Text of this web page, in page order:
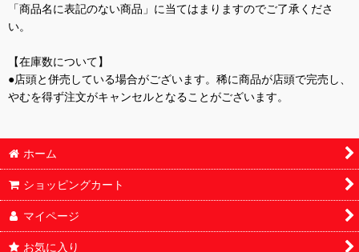
「商品名に表記のない商品」に当てはまりますのでご了承くださ
い。
【在庫数について】
●店頭と併売している場合がございます。稀に商品が店頭で完売し、
やむを得ず注文がキャンセルとなることがございます。
ホーム
ショッピングカート
マイページ
お気に入り